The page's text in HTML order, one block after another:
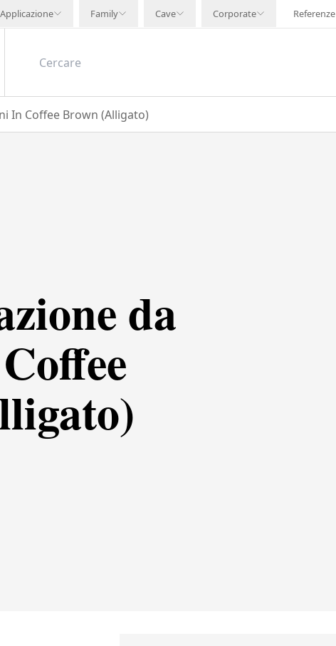
Applicazione Family Cave Corporate Referenze
In Coffee Brown (Alligato)
da